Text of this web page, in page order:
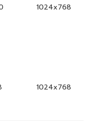
1024x768
1024x768